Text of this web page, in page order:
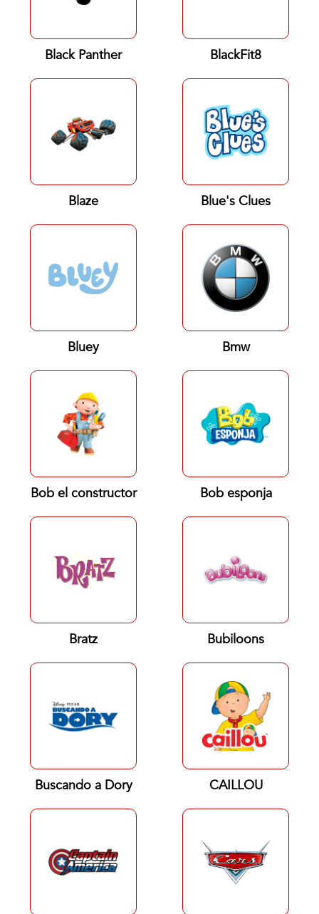
Black Panther BlackFit8
Blaze Blue's Clues
Bluey Bmw
Bob el constructor Bob esponja
Bratz Bubiloons
Buscando a Dory CAILLOU